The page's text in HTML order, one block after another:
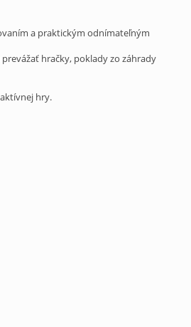
a praktickým odnímateľným
hračky, poklady zo záhrady
hry.